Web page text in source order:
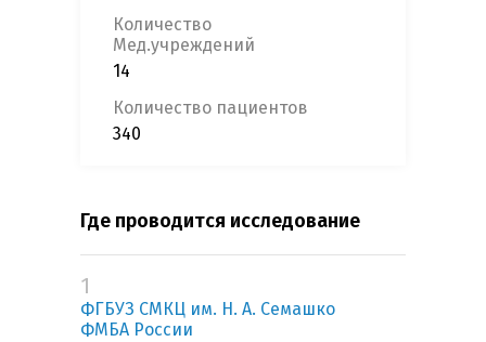
Количество
Мед.учреждений
14
Количество пациентов
340
Где проводится исследование
1
ФГБУЗ СМКЦ им. Н. А. Семашко
ФМБА России